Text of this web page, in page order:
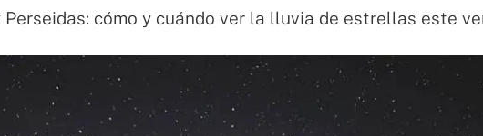
cómo y cuándo ver la lluvia de estrellas este